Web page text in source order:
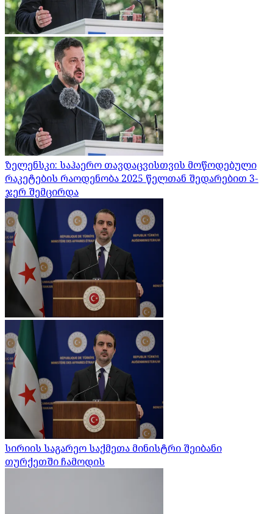
ზელენსკი: საჰაერო თავდაცვისთვის მოწოდებული
რაკეტების რაოდენობა 2025 წელთან შედარებით 3-
ჯერ შემცირდა
სირიის საგარეო საქმეთა მინისტრი შეიბანი
თურქეთში ჩამოდის